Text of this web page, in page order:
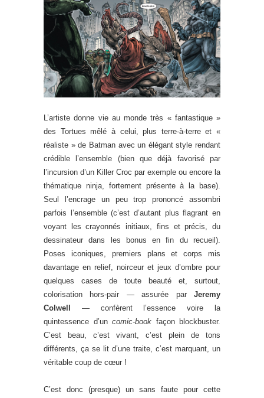
L’artiste donne vie au monde très « fantastique »
des Tortues mêlé à celui, plus terre-à-terre et «
réaliste » de Batman avec un élégant style rendant
crédible l’ensemble (bien que déjà favorisé par
l’incursion d’un Killer Croc par exemple ou encore la
thématique ninja, fortement présente à la base).
Seul l’encrage un peu trop prononcé assombri
parfois l’ensemble (c’est d’autant plus flagrant en
voyant les crayonnés initiaux, fins et précis, du
dessinateur dans les bonus en fin du recueil).
Poses iconiques, premiers plans et corps mis
davantage en relief, noirceur et jeux d’ombre pour
quelques cases de toute beauté et, surtout,
colorisation hors-pair — assurée par Jeremy
Colwell
— confèrent l’essence voire la
quintessence d’un comic-book façon blockbuster.
C’est beau, c’est vivant, c’est plein de tons
différents, ça se lit d’une traite, c’est marquant, un
véritable coup de cœur !
C’est donc (presque) un sans faute pour cette